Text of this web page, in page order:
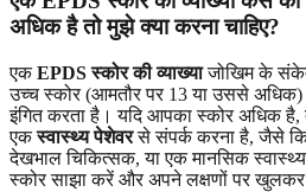
अधिक है तो मुझे क्या करना चाहिए?
एकEPDS स्कोर की व्याख्याजोखिम के
उच्च स्कोर (आमतौर पर 13 या उससे अधिक)
इंगित करता है। यदि आपका स्कोर अधिक है,
एकस्वास्थ्य पेशेवरसे संपर्क करना है, जैसे
देखभाल चिकित्सक, या एक मानसिक
स्कोर साझा करें और अपने लक्षणों पर खुलकर